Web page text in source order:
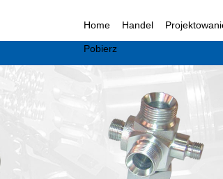
Home Handel
Pobierz
Państwa partner w